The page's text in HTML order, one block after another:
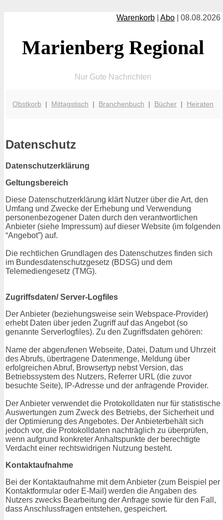
Warenkorb Abo | 08.08.2026
Marienberg Regional
Nur Gute Nachrichten
Obstkorb | Mittagstisch | Branchenbuch | Bücher | Heiraten
Datenschutz
Datenschutzerklärung
Geltungsbereich
Diese Datenschutzerklärung klärt Nutzer über die Art, den
Umfang und Zwecke der Erhebung und Verwendung
personenbezogener Daten durch den verantwortlichen
Anbieter (siehe Impressum) auf dieser Website (im folgenden
“Angebot”) auf.
Die rechtlichen Grundlagen des Datenschutzes finden sich
im Bundesdatenschutzgesetz (BDSG) und dem
Telemediengesetz (TMG).
Zugriffsdaten/ Server-Logfiles
Der Anbieter (beziehungsweise sein Webspace-Provider)
erhebt Daten über jeden Zugriff auf das Angebot (so
genannte Serverlogfiles). Zu den Zugriffsdaten gehören:
Name der abgerufenen Webseite, Datei, Datum und Uhrzeit
des Abrufs, übertragene Datenmenge, Meldung über
erfolgreichen Abruf, Browsertyp nebst Version, das
Betriebssystem des Nutzers, Referrer URL (die zuvor
besuchte Seite), IP-Adresse und der anfragende Provider.
Der Anbieter verwendet die Protokolldaten nur für statistische
Auswertungen zum Zweck des Betriebs, der Sicherheit und
der Optimierung des Angebotes. Der Anbieterbehält sich
jedoch vor, die Protokolldaten nachträglich zu überprüfen,
wenn aufgrund konkreter Anhaltspunkte der berechtigte
Verdacht einer rechtswidrigen Nutzung besteht.
Kontaktaufnahme
Bei der Kontaktaufnahme mit dem Anbieter (zum Beispiel per
Kontaktformular oder E-Mail) werden die Angaben des
Nutzers zwecks Bearbeitung der Anfrage sowie für den Fall,
dass Anschlussfragen entstehen, gespeichert.